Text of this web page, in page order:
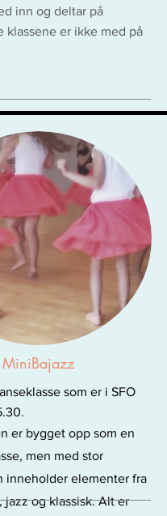
inn og deltar på
klassene er ikke med på
MiniBajazz
som er i SFO
.
er bygget opp som en
men med stor
inneholder elementer fra
jazz og klassisk. Alt er